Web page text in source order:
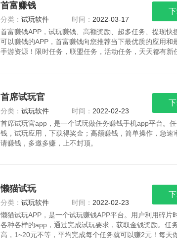
首富赚钱
分类： 试玩软件 时间： 2022-03-17
首富赚钱APP，试玩赚钱、高额奖励、超多任务、提现快
可以赚钱的APP，首富赚钱向您推荐当下最优质的应用和
手游资源！限时任务，联盟任务，活动任务，天天都有新
首席试玩官
分类： 试玩软件 时间： 2022-02-23
首席试玩官app，是一个试玩做任务赚钱手机app平台。
钱，试玩应用，下载得奖金；高额赚钱，简单操作，急速
请赚钱，多邀多赚，上不封顶。
懒猫试玩
分类： 试玩软件 时间： 2022-02-23
懒猫试玩APP，是一个试玩赚钱APP平台。用户利用碎片
各种各样的app，通过完成试玩要求，获取金钱奖励。任
高，1~20元不等，平均完成每个任务就可以赚2元！每天